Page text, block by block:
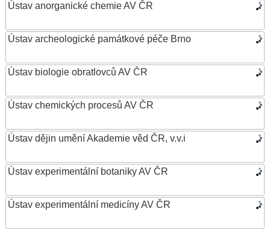
Ústav anorganické chemie AV ČR
Ústav archeologické památkové péče Brno
Ústav biologie obratlovců AV ČR
Ústav chemických procesů AV ČR
Ústav dějin umění Akademie věd ČR, v.v.i
Ústav experimentální botaniky AV ČR
Ústav experimentální medicíny AV ČR